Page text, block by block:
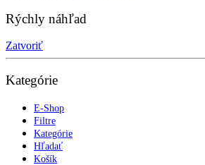
Rýchly náhľad
Zatvoriť
Kategórie
E-Shop
Filtre
Kategórie
Hľadať
Košík